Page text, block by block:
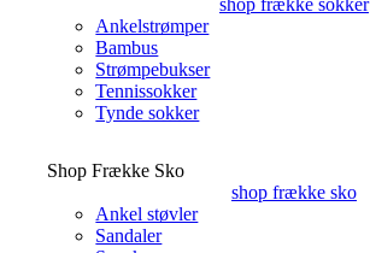
shop frække sokker
Ankelstrømper
Bambus
Strømpebukser
Tennissokker
Tynde sokker
Shop Frække Sko
shop frække sko
Ankel støvler
Sandaler